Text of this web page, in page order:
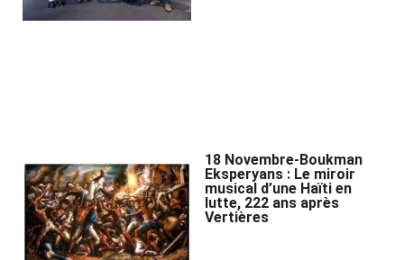
18 Novembre-Boukman
Eksperyans : Le miroir
musical d’une Haïti en
lutte, 222 ans après
Vertières